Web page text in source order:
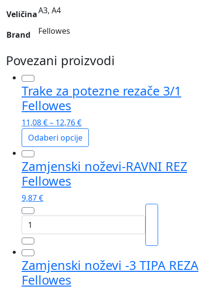
VeličinaA3, A4
Brand Fellowes
Povezani proizvodi
Trake za potezne rezače 3/1
Fellowes
11,08€– 12,76€
Odaberi opcije
Ovaj
proizvod
ima
više
varijanti.
Opcije
se
mogu
odabrati
na
stranici
proizvoda
Zamjenski noževi-RAVNI REZ
Fellowes
9,87€
Zamjenski
noževi-
RAVNI
REZ
Fellowes
količina
Zamjenski noževi -3 TIPA REZA
Fellowes